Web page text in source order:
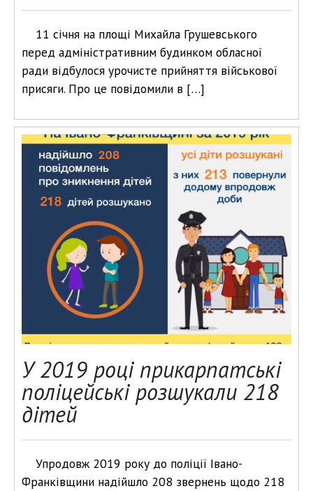
11 січня на площі Михайла Грушевського
перед адміністративним будинком обласної
ради відбулося урочисте прийняття військової
присяги. Про це повідомили в […]
У 2019 році прикарпатські
поліцейські розшукали 218
дітей
Упродовж 2019 року до поліції Івано-
Франківщини надійшло 208 звернень щодо 218